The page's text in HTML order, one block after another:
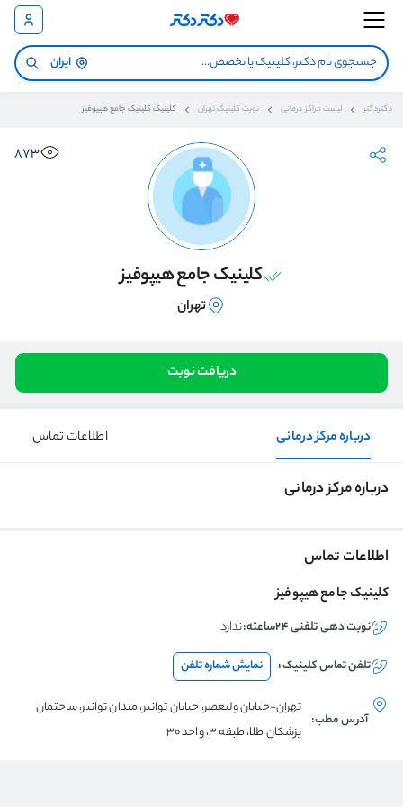
ایران
دکتردکتر لیست مراکز درمانی نوبت کلینیک تهران کلینیک کلینیک جامع هیپوفیز
873
کلینیک جامع هیپوفیز
تهران
دریافت نوبت
درباره مرکز درمانی اطلاعات تماس
درباره مرکز درمانی
اطلاعات تماس
کلینیک جامع هیپوفیز
نوبت دهی تلفنی ۲۴ساعته: ندارد
تلفن تماسکلینیک: نمایش شماره تلفن
آدرس مطب:
تهران-خیابان ولیعصر، خیابان توانیر، میدان توانیر، ساختمان
پزشکان طلا، طبقه 3، واحد 30